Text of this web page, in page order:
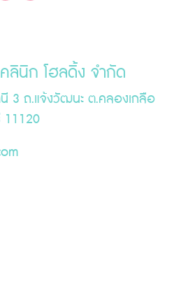
นิก โฮลดิ้ง จำกัด
3 ถ.แจ้งวัฒนะ ต.คลองเกลือ
11120